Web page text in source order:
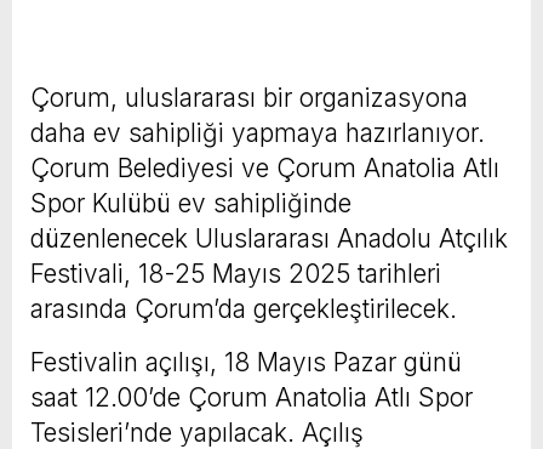
Çorum, uluslararası bir organizasyona
daha ev sahipliği yapmaya hazırlanıyor.
Çorum Belediyesi ve Çorum Anatolia Atlı
Spor Kulübü ev sahipliğinde
düzenlenecek Uluslararası Anadolu Atçılık
Festivali, 18-25 Mayıs 2025 tarihleri
arasında Çorum’da gerçekleştirilecek.
Festivalin açılışı, 18 Mayıs Pazar günü
saat 12.00’de Çorum Anatolia Atlı Spor
Tesisleri’nde yapılacak. Açılış